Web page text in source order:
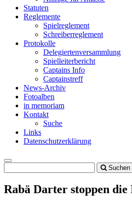
Statuten
Reglemente
Spielreglement
Schreiberreglement
Protokolle
Delegiertenversammlung
Spielleiterbericht
Captains Info
Captainstreff
News-Archiv
Fotoalben
in memoriam
Kontakt
Suche
Links
Datenschutzerklärung
Toggle
navigation
Suchen
Rabä Darter stoppen die